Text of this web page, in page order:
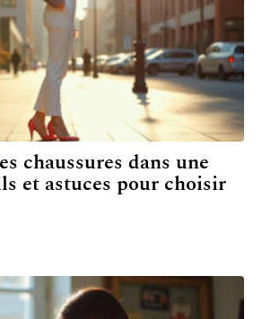
chaussures dans une
et astuces pour choisir